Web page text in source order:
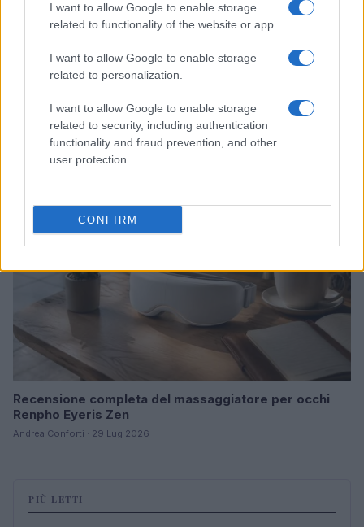
I want to allow Google to enable storage
related to functionality of the website or app.
I want to allow Google to enable storage
related to personalization.
I want to allow Google to enable storage
related to security, including authentication
functionality and fraud prevention, and other
user protection.
CONFIRM
Metodo nerd per testare l’autonomia reale del
notebook con dati ripetibili
Andrea Conforti · 31 Lug 2026
Recensione completa del massaggiatore per occhi
Renpho Eyeris Zen
Andrea Conforti · 29 Lug 2026
PIÙ LETTI